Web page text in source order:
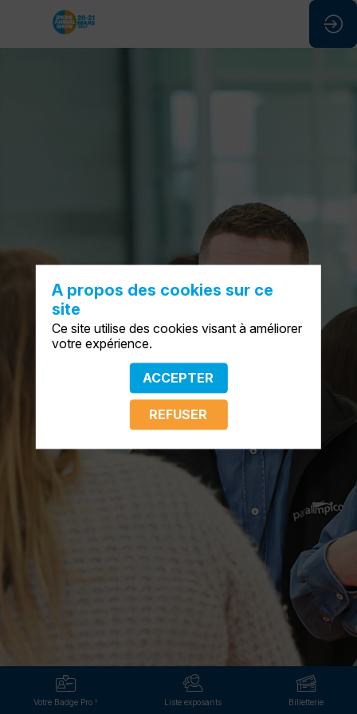
Votre Badge Pro ! Liste exposants Billetterie
A propos des cookies sur ce
site
Ce site utilise des cookies visant à améliorer
votre expérience.
ACCEPTER
REFUSER